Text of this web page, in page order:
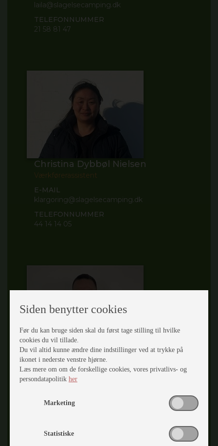
laila@slagelsecamping.dk
TELEFONNUMMER
21 58 81 47
Christina Dybbøl Nielsen
Værkførerassistent
E-MAIL
klargoring@slagelsecamping.dk
TELEFONNUMMER
44 14 14 05
Allan Johansen
Caravantekniker
TELEFONNUMMER
Siden benytter cookies
Før du kan bruge siden skal du først tage stilling til hvilke
cookies du vil tillade.
Du vil altid kunne ændre dine indstillinger ved at trykke på
ikonet i nederste venstre hjørne.
Læs mere om om de forskellige cookies, vores privatlivs- og
persondatapolitik her
Marketing
Statistiske